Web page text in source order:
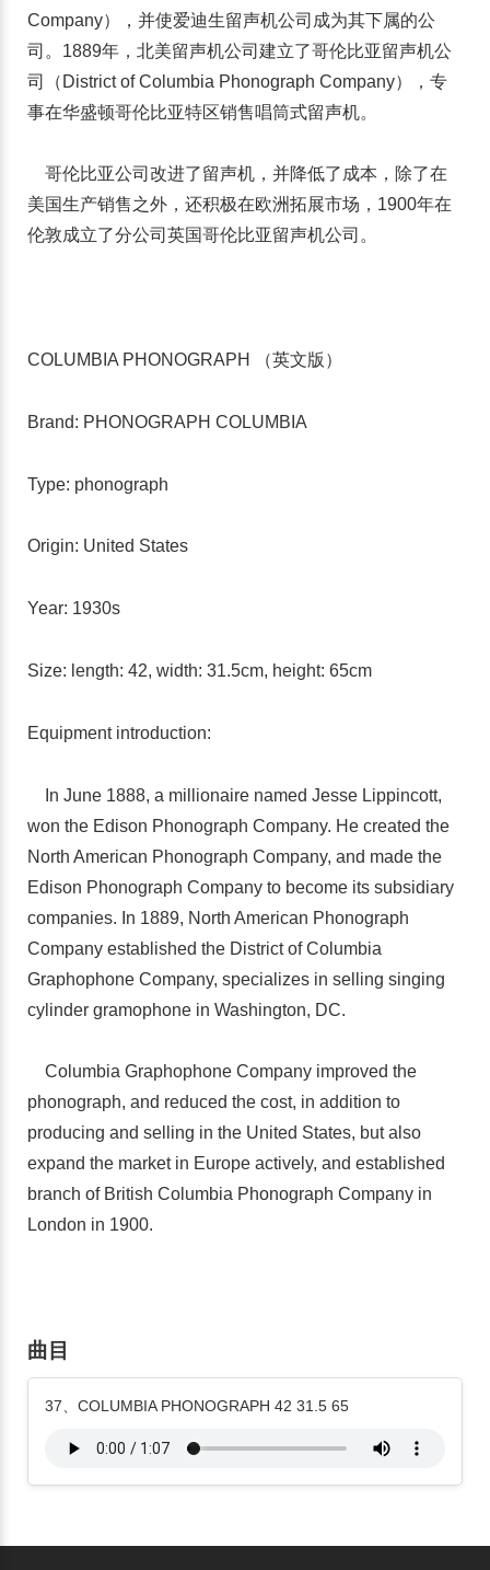
Company），并使爱迪生留声机公司成为其下属的公
司。1889年，北美留声机公司建立了哥伦比亚留声机公
司（District of Columbia Phonograph Company），专
事在华盛顿哥伦比亚特区销售唱筒式留声机。
哥伦比亚公司改进了留声机，并降低了成本，除了在
美国生产销售之外，还积极在欧洲拓展市场，1900年在
伦敦成立了分公司英国哥伦比亚留声机公司。
COLUMBIA PHONOGRAPH （英文版）
Brand: PHONOGRAPH COLUMBIA
Type: phonograph
Origin: United States
Year: 1930s
Size: length: 42, width: 31.5cm, height: 65cm
Equipment introduction:
In June 1888, a millionaire named Jesse Lippincott,
won the Edison Phonograph Company. He created the
North American Phonograph Company, and made the
Edison Phonograph Company to become its subsidiary
companies. In 1889, North American Phonograph
Company established the District of Columbia
Graphophone Company, specializes in selling singing
cylinder gramophone in Washington, DC.
Columbia Graphophone Company improved the
phonograph, and reduced the cost, in addition to
producing and selling in the United States, but also
expand the market in Europe actively, and established
branch of British Columbia Phonograph Company in
London in 1900.
曲目
37、COLUMBIA PHONOGRAPH 42 31.5 65